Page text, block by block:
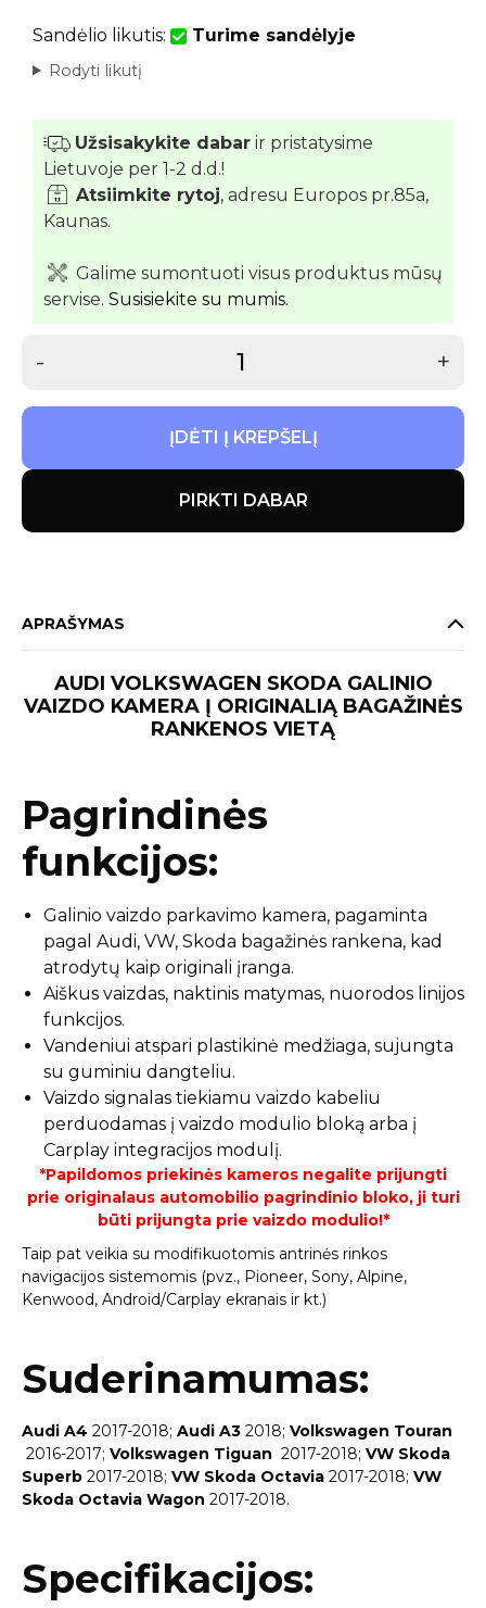
Sandėlio likutis: Turime sandėlyje
Rodyti likutį
Užsisakykite dabar ir pristatysime
Lietuvoje per 1-2 d.d.!
Atsiimkite rytoj, adresu Europos pr.85a,
Kaunas.
Galime sumontuoti visus produktus mūsų
servise. Susisiekite su mumis.
- +
ĮDĖTI Į KREPŠELĮ
PIRKTI DABAR
APRAŠYMAS
AUDI VOLKSWAGEN SKODA GALINIO
VAIZDO KAMERA Į ORIGINALIĄ BAGAŽINĖS
RANKENOS VIETĄ
Pagrindinės
funkcijos:
Galinio vaizdo parkavimo kamera, pagaminta
pagal Audi, VW, Skoda bagažinės rankena, kad
atrodytų kaip originali įranga.
Aiškus vaizdas, naktinis matymas, nuorodos linijos
funkcijos.
Vandeniui atspari plastikinė medžiaga, sujungta
su guminiu dangteliu.
Vaizdo signalas tiekiamu vaizdo kabeliu
perduodamas į vaizdo modulio bloką arba į
Carplay integracijos modulį.
*Papildomos priekinės kameros negalite prijungti
prie originalaus automobilio pagrindinio bloko, ji turi
būti prijungta prie vaizdo modulio!*
Taip pat veikia su modifikuotomis antrinės rinkos
navigacijos sistemomis (pvz., Pioneer, Sony, Alpine,
Kenwood, Android/Carplay ekranais ir kt.)
Suderinamumas:
Audi A4 2017-2018; Audi A3 2018; Volkswagen Touran
2016-2017; Volkswagen Tiguan 2017-2018; VW Skoda
Superb 2017-2018; VW Skoda Octavia 2017-2018; VW
Skoda Octavia Wagon 2017-2018.
Specifikacijos: